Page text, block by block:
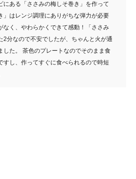
にある「ささみの梅しそ巻き」を作って
」はレンジ調理にありがちな弾力が必要
なく、やわらかくできて感動！「ささみ
2分なので不安でしたが、ちゃんと火が通
た。
茶色のプレートなのでそのまま食
すし、作ってすぐに食べられるので時短